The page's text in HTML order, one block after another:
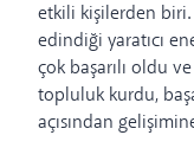
etkili kişilerden biri.
edindiği yaratıcı
çok başarılı oldu
topluluk kurdu,
açısından